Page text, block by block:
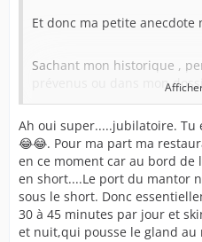
Et donc ma petite anecdote
Sachant mon historique ,
prévenus ou dans mon
quelconque restauration
uretroplastie en 2011 par
normalement fortement
normalement.
Donc j'ai laissé venir en
examens et la prépa pour
le chirurgien on bien tous
Ah oui super.....jubilatoire.
😂😂. Pour ma part ma
en ce moment car au bord de
en short....Le port du mantor
sous le short. Donc
30 à 45 minutes par jour et
et nuit,qui pousse le gland au